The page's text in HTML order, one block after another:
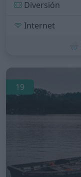
Diversión
Internet
🌧️
19